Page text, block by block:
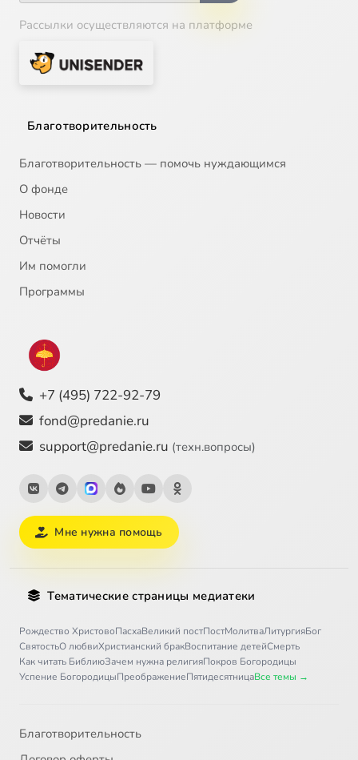
Рассылки осуществляются на платформе
Благотворительность
Благотворительность — помочь нуждающимся
О фонде
Новости
Отчёты
Им помогли
Программы
+7 (495) 722-92-79
fond@predanie.ru
support@predanie.ru (техн.вопросы)
Мне нужна помощь
Тематические страницы медиатеки
Рождество ХристовоПасхаВеликий постПостМолитваЛитургияБог
СвятостьО любвиХристианский бракВоспитание детейСмерть
Как читать БиблиюЗачем нужна религияПокров Богородицы
Успение БогородицыПреображениеПятидесятницаВсе темы →
Благотворительность